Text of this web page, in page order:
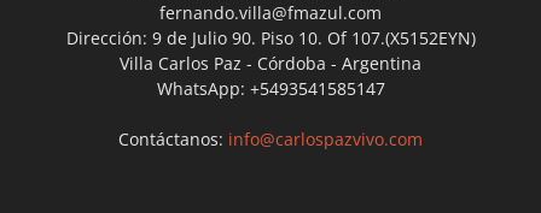
fernando.villa@fmazul.com
Dirección: 9 de Julio 90. Piso 10. Of 107.(X5152EYN)
Villa Carlos Paz - Córdoba - Argentina
WhatsApp: +5493541585147
Contáctanos: info@carlospazvivo.com